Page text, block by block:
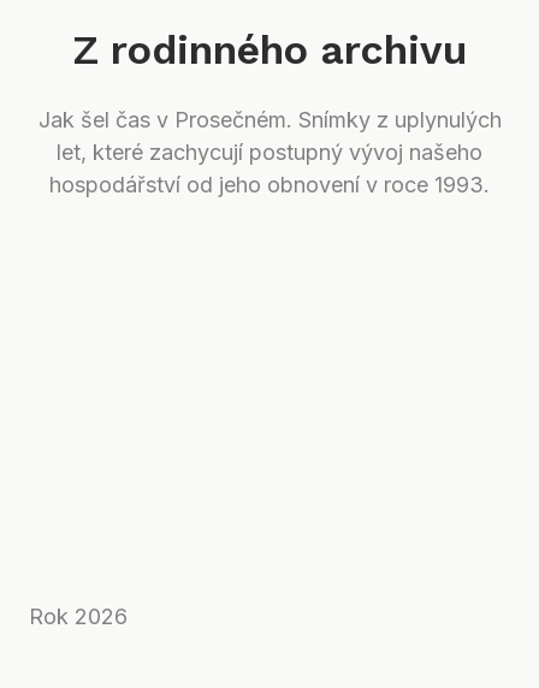
Z rodinného archivu
Jak šel čas v Prosečném. Snímky z uplynulých
let, které zachycují postupný vývoj našeho
hospodářství od jeho obnovení v roce 1993.
Rok 2026